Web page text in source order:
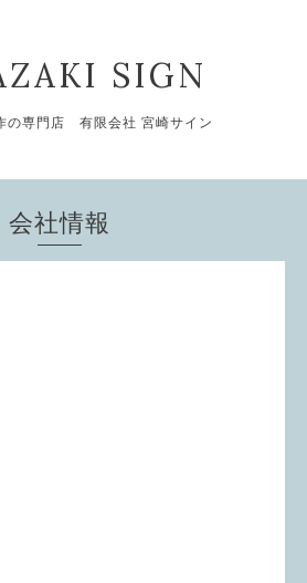
SIGN
の専門店 有限会社 宮崎サイン
会社情報